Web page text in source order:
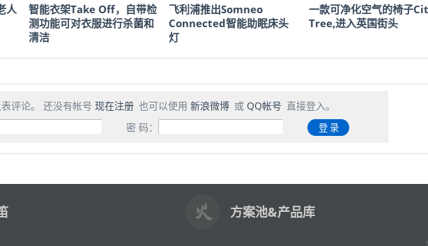
人
智能衣架Take Off，自带检
测功能可对衣服进行杀菌和
清洁
飞利浦推出Somneo
Connected智能助眠床头
灯
一款可净化空气的椅子
Tree,进入英国街头
评论。 还没有帐号 现在注册 也可以使用 新浪微博 或 QQ帐号 直接登入。
密 码：
方案池&产品库